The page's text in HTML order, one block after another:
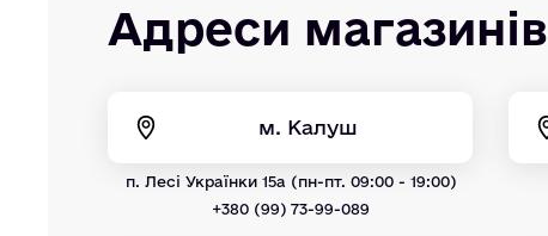
Адреси магазинів
м. Калуш
п. Лесі Українки 15а (пн-пт. 09:00 - 19:00)
+380 (99) 73-99-089